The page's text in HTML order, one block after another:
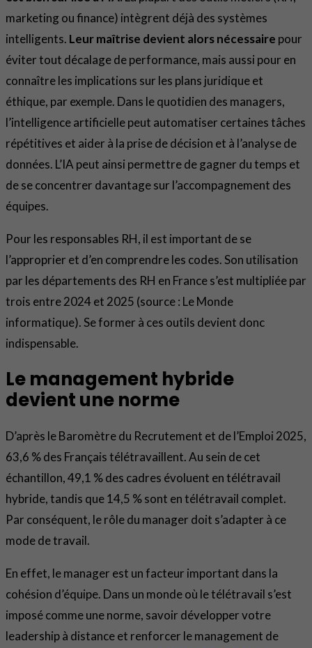
marketing ou finance) intègrent déjà des systèmes
intelligents. Leur maîtrise devient alors nécessaire pour
éviter tout décalage de performance, mais aussi pour en
connaître les implications sur les plans juridique et
éthique, par exemple. Dans le quotidien des managers,
l’intelligence artificielle peut automatiser certaines tâches
répétitives et aider à la prise de décision et à l’analyse de
données. L’IA peut ainsi permettre de gagner du temps et
de se concentrer davantage sur l’accompagnement des
équipes.
Pour les responsables RH, il est important de se
l’approprier et d’en comprendre les codes. Son utilisation
par les départements des RH en France s’est multipliée par
trois entre 2024 et 2025 (source : Le Monde
informatique). Se former à ces outils devient donc
indispensable.
Le management hybride
devient une norme
D’après le Baromètre du Recrutement et de l’Emploi 2025,
63,6 % des Français télétravaillent. Au sein de cet
échantillon, 49,1 % des cadres évoluent en télétravail
hybride, tandis que 14,5 % sont en télétravail complet.
Par conséquent, le rôle du manager doit s’adapter à ce
mode de travail.
En effet, le manager est un facteur important dans la
cohésion d’équipe. Dans un monde où le télétravail s’est
imposé comme une norme, savoir développer votre
leadership à distance et renforcer le management de